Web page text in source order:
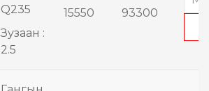
Q235
Зузаан :
2.5
15550 93300